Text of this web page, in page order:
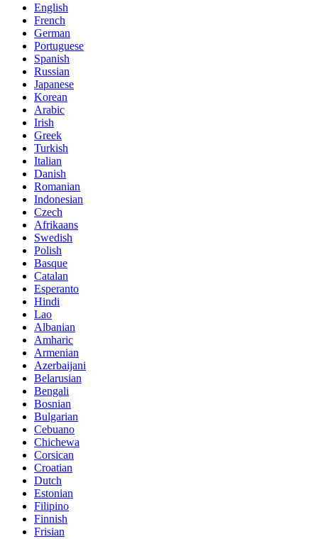
English
French
German
Portuguese
Spanish
Russian
Japanese
Korean
Arabic
Irish
Greek
Turkish
Italian
Danish
Romanian
Indonesian
Czech
Afrikaans
Swedish
Polish
Basque
Catalan
Esperanto
Hindi
Lao
Albanian
Amharic
Armenian
Azerbaijani
Belarusian
Bengali
Bosnian
Bulgarian
Cebuano
Chichewa
Corsican
Croatian
Dutch
Estonian
Filipino
Finnish
Frisian